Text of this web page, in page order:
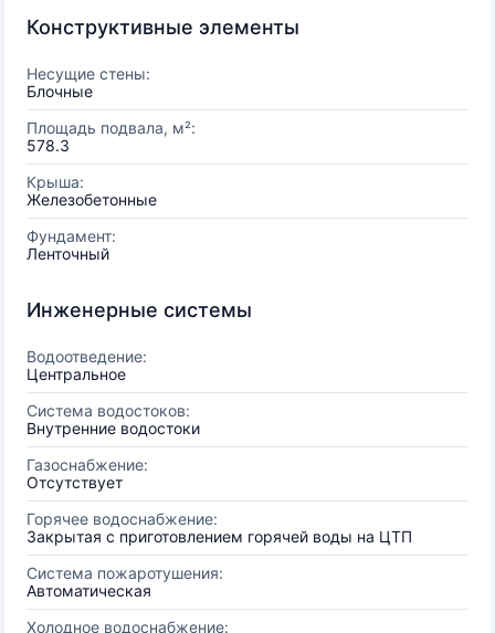
Конструктивные элементы
Несущие стены:
Блочные
Площадь подвала, м²:
578.3
Крыша:
Железобетонные
Фундамент:
Ленточный
Инженерные системы
Водоотведение:
Центральное
Система водостоков:
Внутренние водостоки
Газоснабжение:
Отсутствует
Горячее водоснабжение:
Закрытая с приготовлением горячей воды на ЦТП
Система пожаротушения:
Автоматическая
Холодное водоснабжение: